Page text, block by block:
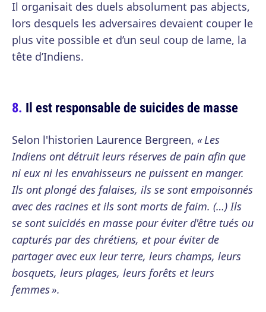
Il organisait des duels absolument pas abjects,
lors desquels les adversaires devaient couper le
plus vite possible et d’un seul coup de lame, la
tête d’Indiens.
Il est responsable de suicides de masse
Selon l'historien Laurence Bergreen, « Les
Indiens ont détruit leurs réserves de pain afin que
ni eux ni les envahisseurs ne puissent en manger.
Ils ont plongé des falaises, ils se sont empoisonnés
avec des racines et ils sont morts de faim. (…) Ils
se sont suicidés en masse pour éviter d'être tués ou
capturés par des chrétiens, et pour éviter de
partager avec eux leur terre, leurs champs, leurs
bosquets, leurs plages, leurs forêts et leurs
femmes ».